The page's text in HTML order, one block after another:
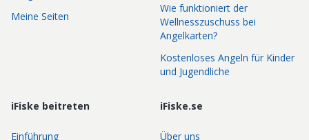
Meine Seiten
Wie funktioniert der
Wellnesszuschuss bei
Angelkarten?
Kostenloses Angeln für Kinder
und Jugendliche
iFiske beitreten
Einführung
iFiske.se
Über uns